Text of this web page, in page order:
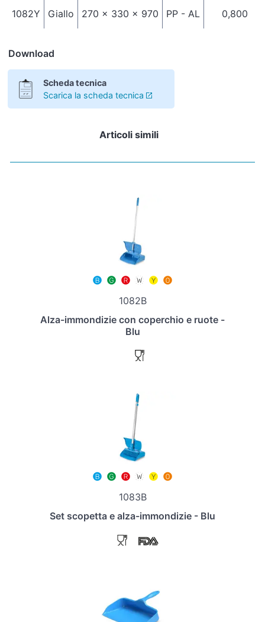
1082Y Giallo 270 x 330 x 970 PP - AL 0,800
Download
Scheda tecnica
Scarica la scheda tecnica
Articoli simili
1082B
Alza-immondizie con coperchio e ruote -
Blu
1083B
Set scopetta e alza-immondizie - Blu